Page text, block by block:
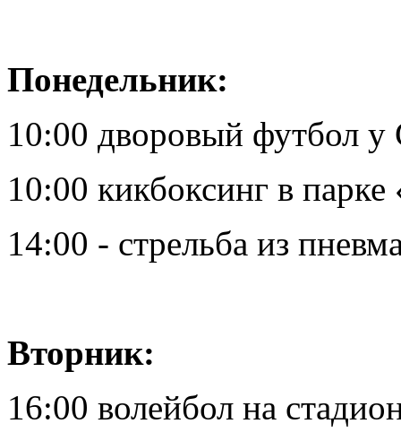
Понедельник:
10:00 дворовый футбол
10:00 кикбоксинг в парке
14:00 - стрельба из
Вторник:
16:00 волейбол на